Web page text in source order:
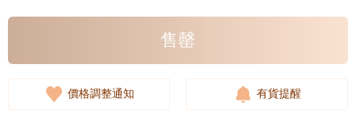
售罄
價格調整通知 有貨提醒